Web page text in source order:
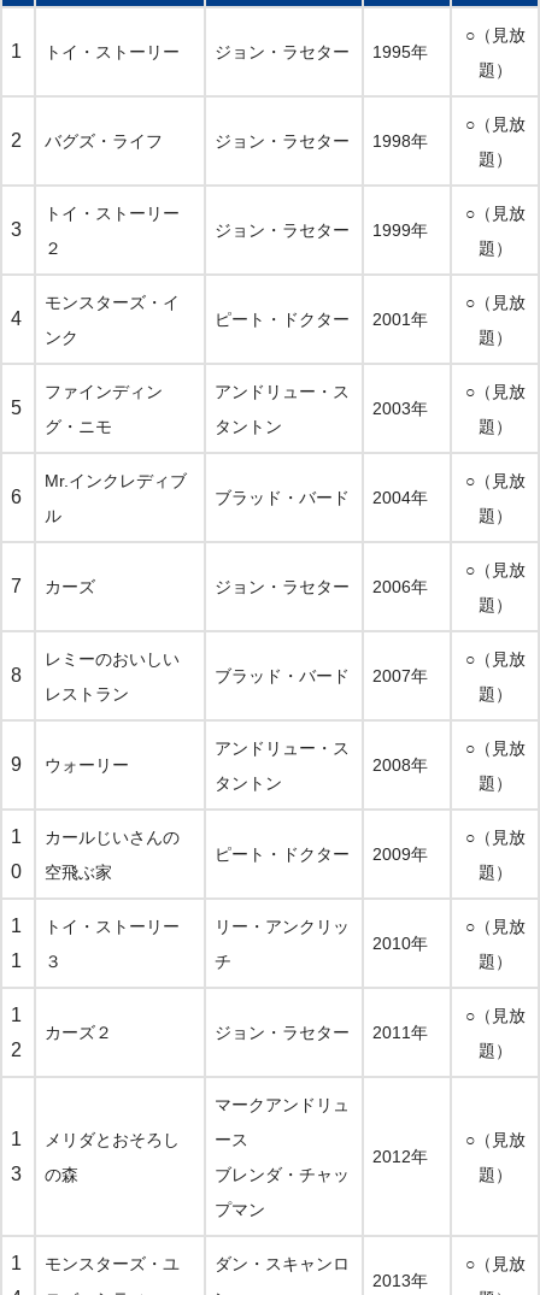
1 トイ・ストーリー ジョン・ラセター 1995年
○（見放
題）
2 バグズ・ライフ ジョン・ラセター 1998年
○（見放
題）
3
トイ・ストーリー
２
ジョン・ラセター 1999年
○（見放
題）
4
モンスターズ・イ
ンク
ピート・ドクター 2001年
○（見放
題）
5
ファインディン
グ・ニモ
アンドリュー・ス
タントン
2003年
○（見放
題）
6
Mr.インクレディブ
ル
ブラッド・バード 2004年
○（見放
題）
7 カーズ ジョン・ラセター 2006年
○（見放
題）
8
レミーのおいしい
レストラン
ブラッド・バード 2007年
○（見放
題）
9 ウォーリー
アンドリュー・ス
タントン
2008年
○（見放
題）
1
0
カールじいさんの
空飛ぶ家
ピート・ドクター 2009年
○（見放
題）
1
1
トイ・ストーリー
３
リー・アンクリッ
チ
2010年
○（見放
題）
1
2
カーズ２ ジョン・ラセター 2011年
○（見放
題）
1
3
メリダとおそろし
の森
マークアンドリュ
ース
ブレンダ・チャッ
プマン
2012年
○（見放
題）
1
モンスターズ・ユ
ダン・スキャンロ
2013年
○（見放